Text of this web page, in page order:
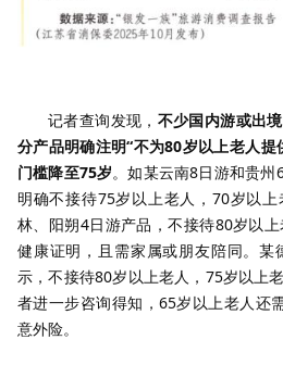
记者查询发现， 不少国内游或出
分产品明确注明“不为80岁以上老人
门槛降至75岁。如某云南8日游和贵州
明确不接待75岁以上老人，70岁以
林、阳朔4日游产品，不接待80岁以
健康证明，且需家属或朋友陪同。某
示，不接待80岁以上老人，75岁以上
者进一步咨询得知，65岁以上老人还
意外险。